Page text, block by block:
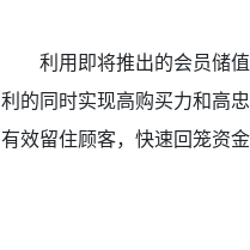
利用即将推出的会员储
利的同时实现高购买力和高
有效留住顾客，快速回笼资金